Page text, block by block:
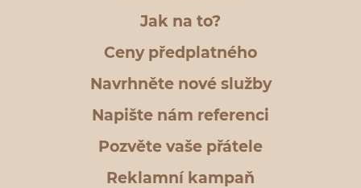
Jak na to?
Ceny předplatného
Navrhněte nové služby
Napište nám referenci
Pozvěte vaše přátele
Reklamní kampaň